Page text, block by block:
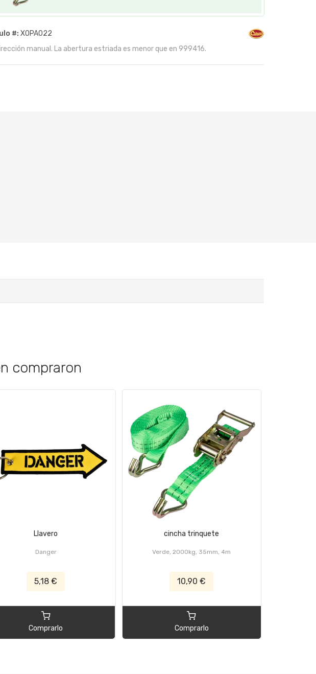
#: XOPA022
manual. La abertura estriada es menor que en 999416.
compraron
Llavero
Danger
5,18 €
Comprarlo
cincha trinquete
Verde, 2000kg, 35mm, 4m
10,90 €
Comprarlo